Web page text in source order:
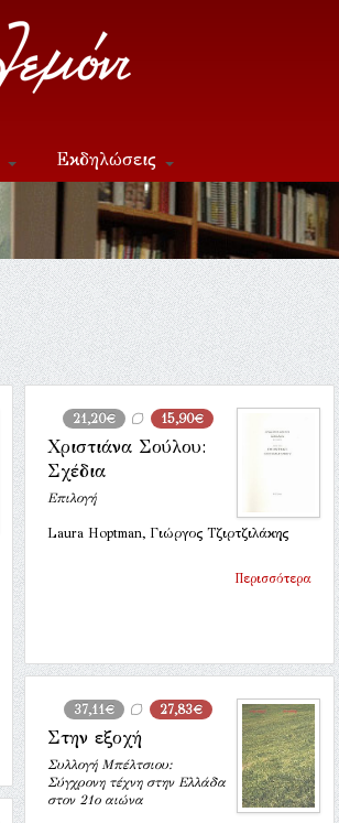
Εκδηλώσεις
21,20€ 15,90€
Χριστιάνα Σούλου:
Σχέδια
Επιλογή
Laura Hoptman, Γιώργος Τζιρτζιλάκης
Περισσότερα
37,11€ 27,83€
Στην εξοχή
Συλλογή Μπέλτσιου:
Σύγχρονη τέχνη στην Ελλάδα
στον 21ο αιώνα